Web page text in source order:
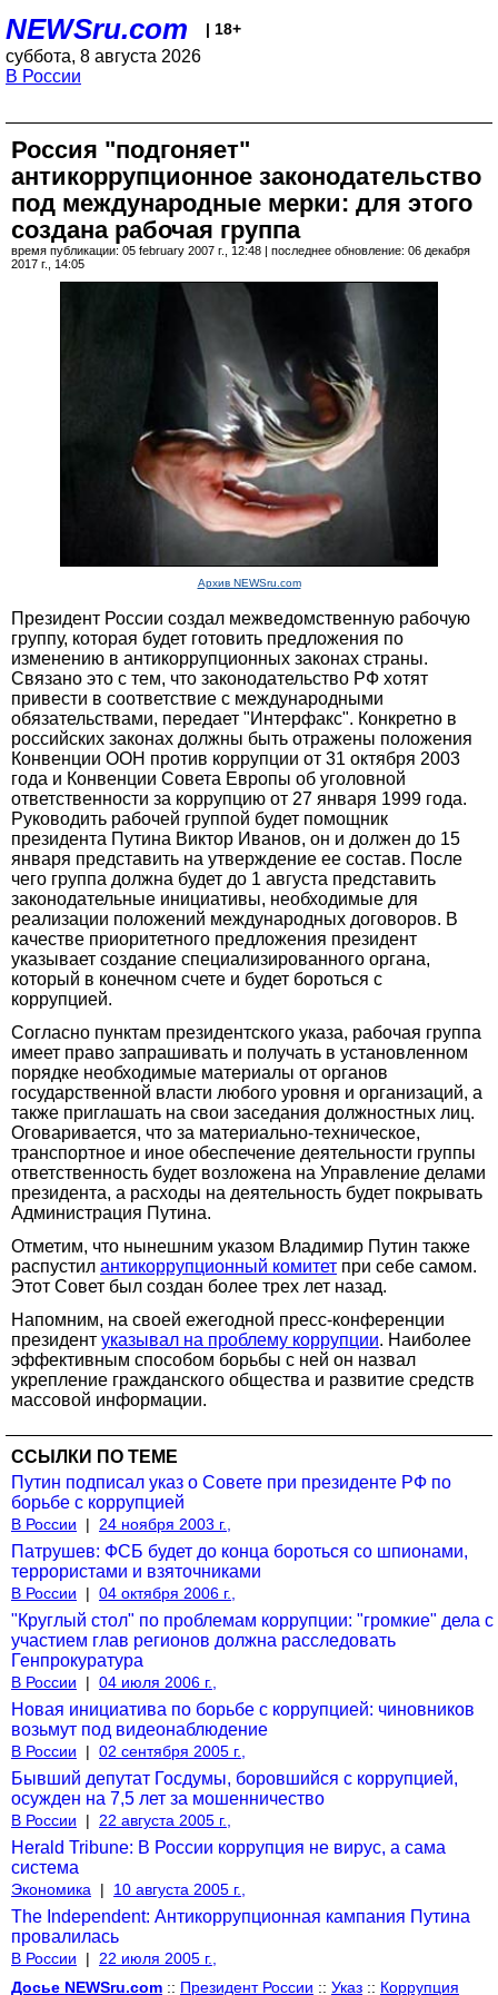
NEWSru.com | 18+
суббота, 8 августа 2026
В России
Россия "подгоняет"
антикоррупционное законодательство
под международные мерки: для этого
создана рабочая группа
время публикации: 05 february 2007 г., 12:48 | последнее обновление: 06 декабря
2017 г., 14:05
Архив NEWSru.com
Президент России создал межведомственную рабочую
группу, которая будет готовить предложения по
изменению в антикоррупционных законах страны.
Связано это с тем, что законодательство РФ хотят
привести в соответствие с международными
обязательствами, передает "Интерфакс". Конкретно в
российских законах должны быть отражены положения
Конвенции ООН против коррупции от 31 октября 2003
года и Конвенции Совета Европы об уголовной
ответственности за коррупцию от 27 января 1999 года.
Руководить рабочей группой будет помощник
президента Путина Виктор Иванов, он и должен до 15
января представить на утверждение ее состав. После
чего группа должна будет до 1 августа представить
законодательные инициативы, необходимые для
реализации положений международных договоров. В
качестве приоритетного предложения президент
указывает создание специализированного органа,
который в конечном счете и будет бороться с
коррупцией.
Согласно пунктам президентского указа, рабочая группа
имеет право запрашивать и получать в установленном
порядке необходимые материалы от органов
государственной власти любого уровня и организаций, а
также приглашать на свои заседания должностных лиц.
Оговаривается, что за материально-техническое,
транспортное и иное обеспечение деятельности группы
ответственность будет возложена на Управление делами
президента, а расходы на деятельность будет покрывать
Администрация Путина.
Отметим, что нынешним указом Владимир Путин также
распустил антикоррупционный комитет при себе самом.
Этот Совет был создан более трех лет назад.
Напомним, на своей ежегодной пресс-конференции
президент указывал на проблему коррупции. Наиболее
эффективным способом борьбы с ней он назвал
укрепление гражданского общества и развитие средств
массовой информации.
ССЫЛКИ ПО ТЕМЕ
Путин подписал указ о Совете при президенте РФ по
борьбе с коррупцией
В России | 24 ноября 2003 г.,
Патрушев: ФСБ будет до конца бороться со шпионами,
террористами и взяточниками
В России | 04 октября 2006 г.,
"Круглый стол" по проблемам коррупции: "громкие" дела с
участием глав регионов должна расследовать
Генпрокуратура
В России | 04 июля 2006 г.,
Новая инициатива по борьбе с коррупцией: чиновников
возьмут под видеонаблюдение
В России | 02 сентября 2005 г.,
Бывший депутат Госдумы, боровшийся с коррупцией,
осужден на 7,5 лет за мошенничество
В России | 22 августа 2005 г.,
Herald Tribune: В России коррупция не вирус, а сама
система
Экономика | 10 августа 2005 г.,
The Independent: Антикоррупционная кампания Путина
провалилась
В России |
22 июля 2005 г.,
Досье NEWSru.com :: Президент России :: Указ :: Коррупция